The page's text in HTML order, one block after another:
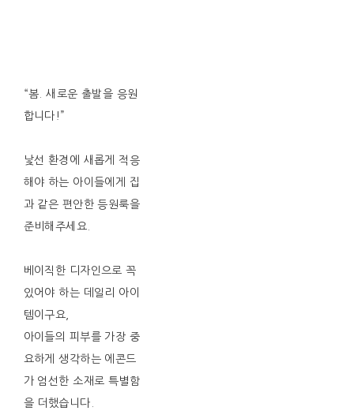
“봄. 새로운 출발을 응원
합니다!”
낯선 환경에 새롭게 적응
해야 하는 아이들에게 집
과 같은 편안한 등원룩을
준비해주세요.
베이직한 디자인으로 꼭
있어야 하는 데일리 아이
템이구요,
아이들의 피부를 가장 중
요하게 생각하는 에콘드
가 엄선한 소재로 특별함
을 더했습니다.